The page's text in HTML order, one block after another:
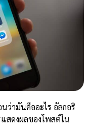
ว่ามันคืออะไร อัลกอริ
สดงผลของโพสต์ใน